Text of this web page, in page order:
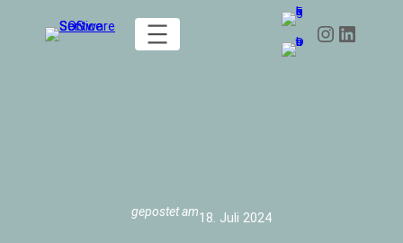
Instagram LinkedIn
gepostet am18. Juli 2024